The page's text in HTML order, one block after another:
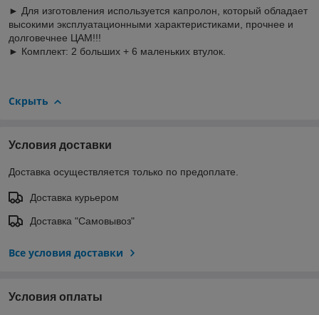
► Для изготовления используется капролон, который обладает
высокими эксплуатационными характеристиками, прочнее и
долговечнее ЦАМ!!!
► Комплект: 2 больших + 6 маленьких втулок.
Скрыть
Условия доставки
Доставка осуществляется только по предоплате.
Доставка курьером
Доставка "Самовывоз"
Все условия доставки
Условия оплаты